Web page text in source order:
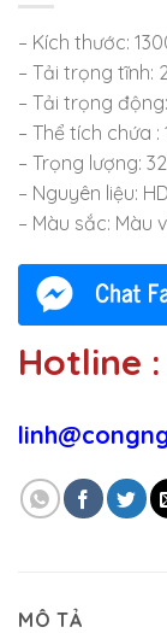
– Kích thước:
– Tải trọng tĩnh:
– Tải trọng
– Thể tích chứa :
– Trọng lượng:
– Nguyên liệu:
– Màu sắc: Màu
Hotline :
MÔ TẢ